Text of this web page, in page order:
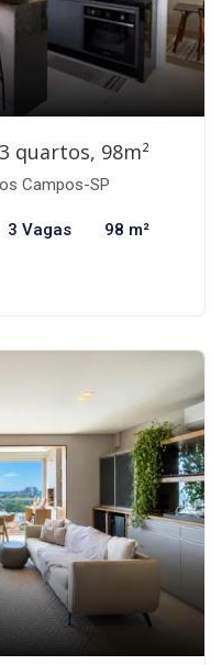
quartos, 98m²
Campos-SP
3 Vagas 98 m²